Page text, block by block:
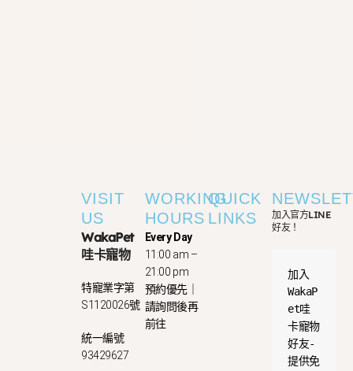
VISIT
US
WakaPet
哇卡寵物
特寵業字第
S1120026號
統一編號
93429627
WORKING
HOURS
Every Day
11:00 am –
21:00 pm
預約優先｜
請詢問後再
前往
QUICK
LINKS
加入官方LINE
好友！
加入
WakaP
et哇
卡寵物
好友-
提供免